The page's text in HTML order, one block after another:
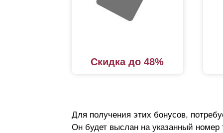
Скидка до 48%
Для получения этих бонусов,
Он будет выслан на указанный номер